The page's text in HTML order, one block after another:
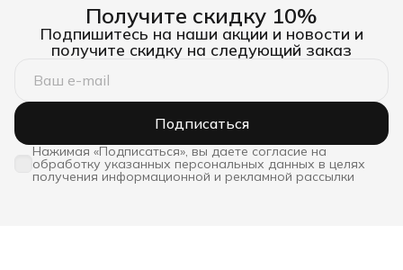
Получите скидку 10%
Подпишитесь на наши акции и новости и
получите скидку на следующий заказ
Подписаться
Нажимая «Подписаться», вы даете согласие на
обработку указанных персональных данных в целях
получения информационной и рекламной рассылки